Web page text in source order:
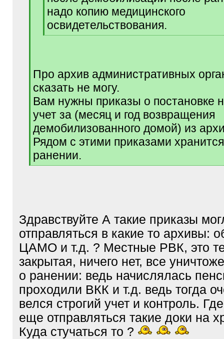
надо копию медицинского
освидетельствования.
[
Про архив административных
сказать не могу.
Вам нужны приказы о постановке
учет за (месяц и год возвращения
демобилизованного домой) из
Рядом с этими приказами
ранении.
[
Здравствуйте А такие приказы
отправляться в какие то архивы:
ЦАМО и т.д. ? Местные РВК, это
закрытая, ничего нет, все
о ранении: ведь начислялась
проходили ВКК и т.д. ведь тогда
велся строгий учет и контроль.
еще отправляться такие доки на
Куда стучаться то ?